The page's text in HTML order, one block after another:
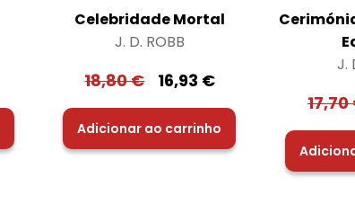
Celebridade Mortal
J. D. ROBB
18,80€ 16,93 €
Adicionar ao carrinho
J.
17,70